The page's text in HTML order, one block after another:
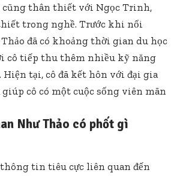
cũng thân thiết với Ngọc Trinh,
trong nghề. Trước khi nổi
đã có khoảng thời gian du học
cô tiếp thu thêm nhiều kỹ năng
tại, cô đã kết hôn với đại gia
cô có một cuộc sống viên mãn
Như Thảo có phốt gì
tin tiêu cực liên quan đến